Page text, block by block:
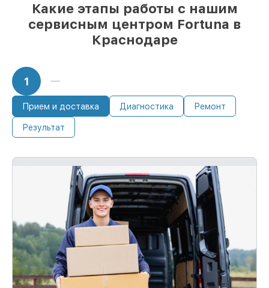
Какие этапы работы с нашим
сервисным центром Fortuna в
Краснодаре
1
Прием и доставка Диагностика Ремонт
Результат